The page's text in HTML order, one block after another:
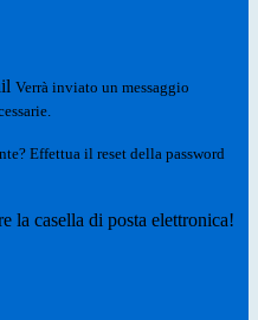
Verrà inviato un messaggio
Effettua il reset della password
la casella di posta elettronica!